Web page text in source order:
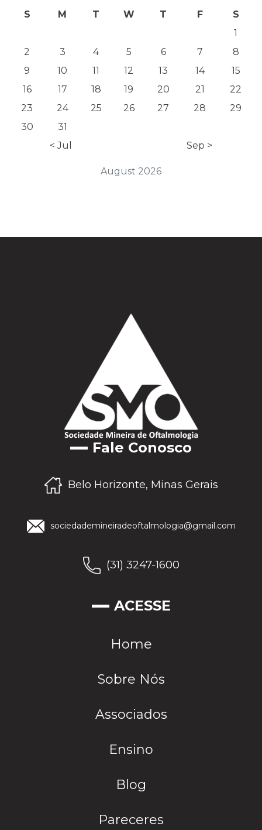
August 2026
S M T W T F
S
1
2
3 4 5 6 7
8
9
10 11 12 13 14
15
16
17 18 19 20 21
22
23
24 25 26 27 28
29
30
31
< Jul
Sep >
Fale Conosco
Belo Horizonte, Minas Gerais
sociedademineiradeoftalmologia@gmail.com
(31) 3247-1600
ACESSE
Home
Sobre Nós
Associados
Ensino
Blog
Pareceres